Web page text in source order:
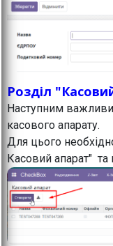
Розділ
Наступним
касового апарату.
Для цього
Касовий апарат" та